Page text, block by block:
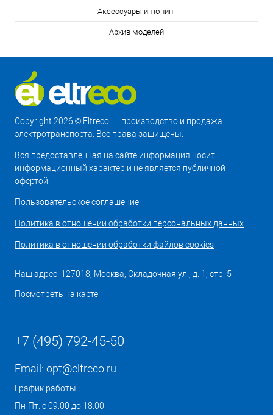
Аксессуары и тюнинг
Архив моделей
Copyright 2026 © Eltreco — производство и продажа
электротранспорта. Все права защищены.
Вся предоставленная на сайте информация носит
информационный характер и не является публичной
офертой.
Пользовательское соглашение
Политика в отношении обработки персональных данных
Политика в отношении обработки файлов cookies
Наш адрес: 127018, Москва, Складочная ул., д. 1, стр. 5
Посмотреть на карте
+7 (495) 792-45-50
Email: opt@eltreco.ru
График работы
Пн-Пт: с 09:00 до 18:00